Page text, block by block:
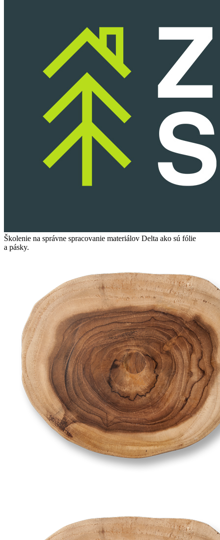
Ško­le­nie na správ­ne spra­co­va­nie mate­ri­á­lov Del­ta ako sú fólie
a pásky.